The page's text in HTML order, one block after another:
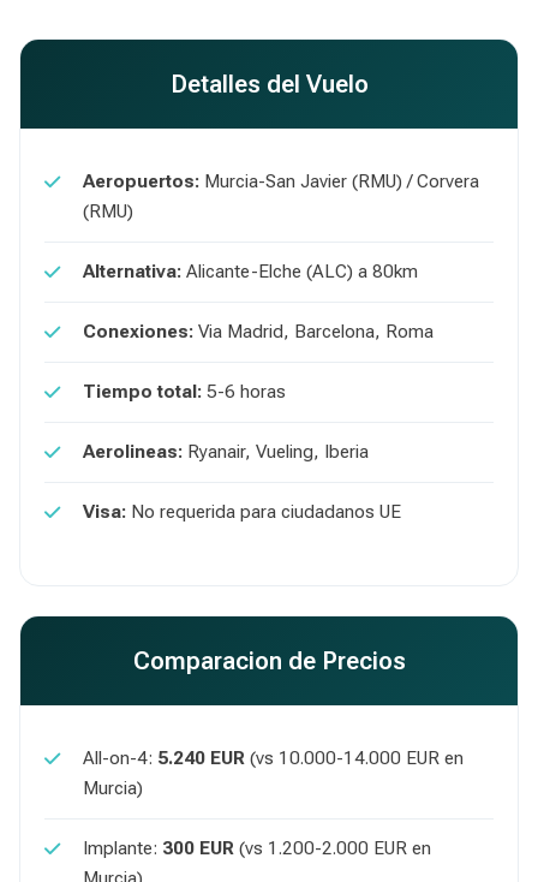
Detalles del Vuelo
Aeropuertos: Murcia-San Javier (RMU) / Corvera
(RMU)
Alternativa: Alicante-Elche (ALC) a 80km
Conexiones: Via Madrid, Barcelona, Roma
Tiempo total: 5-6 horas
Aerolineas: Ryanair, Vueling, Iberia
Visa: No requerida para ciudadanos UE
Comparacion de Precios
All-on-4: 5.240 EUR (vs 10.000-14.000 EUR en
Murcia)
Implante: 300 EUR (vs 1.200-2.000 EUR en